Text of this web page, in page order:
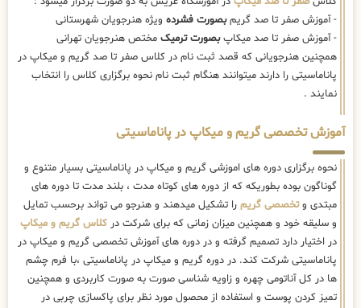
- آموزش صفر تا صد گریمبصورت فشرده ویژه هنرجویان شهرستانی
- آموزش صفر تا صد میکاپبصورت ترمیک مختص هنرجویان تهرانی
همچنین هنرجویانی که قصد ثبت نام در کلاس صفر تا صد گریم و میکاپ در
پاناماسیتی را دارند میتوانند هنگام ثبت نام نحوه برگزاری کلاس را انتخاب
نمایند .
آموزش تخصصی گریم و میکاپ در پاناماسیتی
نحوه برگزاری دوره های اموزشی گریم و میکاپ در پاناماسیتی بسیار متنوع و
گوناگون بوده بطوریکه که از دوره های کوتاه مدت ، بلند مدت تا دوره های
مبتدی وتخصصی گریم را تشکیل میدهند و هنرجو می تواند برحسب تمایل
و سلیقه خود و همچنین میزان زمانی که برای شرکت در کلاس گریم و میکاپ
در اختیار دارد تصمیم گرفته و در دوره های آموزش تخصصی گریم و میکاپ در
پاناماسیتی شرکت کند. در دوره گریم و میکاپ در پاناماسیتی ،با فرم چشم
ها در کل آناتومی چهره و زاویه شناسی صورت به صورت کاربردی و همچنین
تمیز کردن پوست و استفاده از محصول مورد نظر برای پاکسازی چربی در